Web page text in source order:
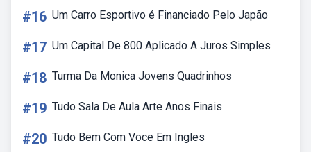
#16 Um Carro Esportivo é Financiado Pelo Japão
#17 Um Capital De 800 Aplicado A Juros Simples
#18 Turma Da Monica Jovens Quadrinhos
#19 Tudo Sala De Aula Arte Anos Finais
#20 Tudo Bem Com Voce Em Ingles